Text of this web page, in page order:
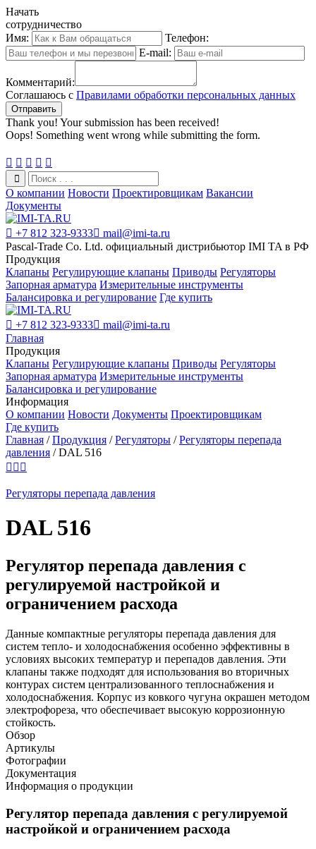
Начать
сотрудничество
Имя:
Телефон:
E-mail:
Комментарий:
Соглашаюсь с Правилами обработки персональных данных
Thank you! Your submission has been received!
Oops! Something went wrong while submitting the form.
    
О компании Новости Проектировщикам Вакансии
Документы
 +7 812 323-9333 mail@imi-ta.ru
Pascal-Trade Co. Ltd. официальный дистрибьютор IMI TA в РФ
Продукция
Клапаны Регулирующие клапаны Приводы Регуляторы
Запорная арматура Измерительные инструменты
Балансировка и регулирование Где купить
 +7 812 323-9333 mail@imi-ta.ru
Главная
Продукция
Клапаны Регулирующие клапаны Приводы Регуляторы
Запорная арматура Измерительные инструменты
Балансировка и регулирование
Информация
О компании Новости Документы Проектировщикам
Где купить
Главная /Продукция /Регуляторы /Регуляторы перепада
давления /DAL 516
  
Регуляторы перепада давления
DAL 516
Регулятор перепада давления с
регулируемой настройкой и
ограничением расхода
Данные компактные регуляторы перепада давления для
систем тепло- и холодоснабжения особенно эффективны в
условиях высоких температур и перепадов давления. Эти
клапаны также подходят для использования во вторичных
контурах систем централизованного теплоснабжения и
холодоснабжения. Корпус из ковкого чугуна окрашен методом
электрофореза, что обеспечивает высокую коррозионную
стойкость.
Обзор
Артикулы
Фотографии
Документация
Информация о продукции
Регулятор перепада давления с регулируемой
настройкой и ограничением расхода